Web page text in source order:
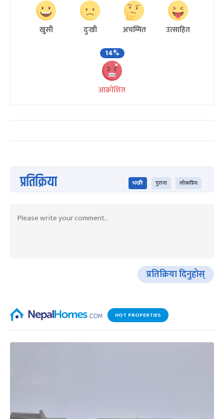
खुसी दुःखी अचम्मित
उत्साहित
14%
आक्रोशित
प्रतिक्रिया भर्खरै पुराना लोकप्रिय
प्रतिक्रिया दिनुहोस्
HOT PROPERTIES